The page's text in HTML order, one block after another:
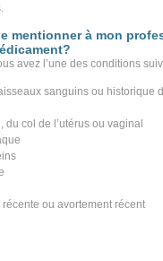
mentionner à mon
avez l’une des conditions
sanguins ou historique
du col de l’utérus ou vaginal
ou avortement récent